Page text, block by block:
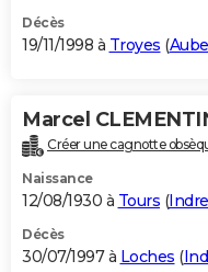
Décès
19/11/1998 à Troyes (Aube
Marcel
Créer une cagnotte
Naissance
12/08/1930 à Tours (
Décès
30/07/1997 à Loches (